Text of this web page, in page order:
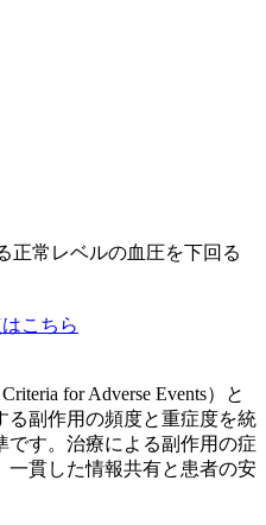
正常レベルの血圧を下回る
こちら
for Adverse Events）と
る副作用の頻度と重症度を統
す。治療による副作用の症
一貫した情報共有と患者の安